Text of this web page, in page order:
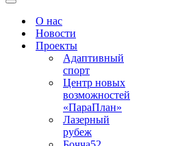
Меню
навигацииО нас
Новости
Проекты
Адаптивный
спорт
Центр новых
возможностей
«ПараПлан»
Лазерный
рубеж